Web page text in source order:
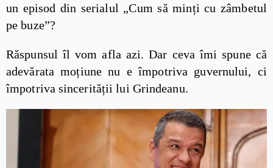
un episod din serialul „Cum să minți cu zâmbetul
pe buze”?
Răspunsul îl vom afla azi. Dar ceva îmi spune că
adevărata moțiune nu e împotriva guvernului, ci
împotriva sincerității lui Grindeanu.